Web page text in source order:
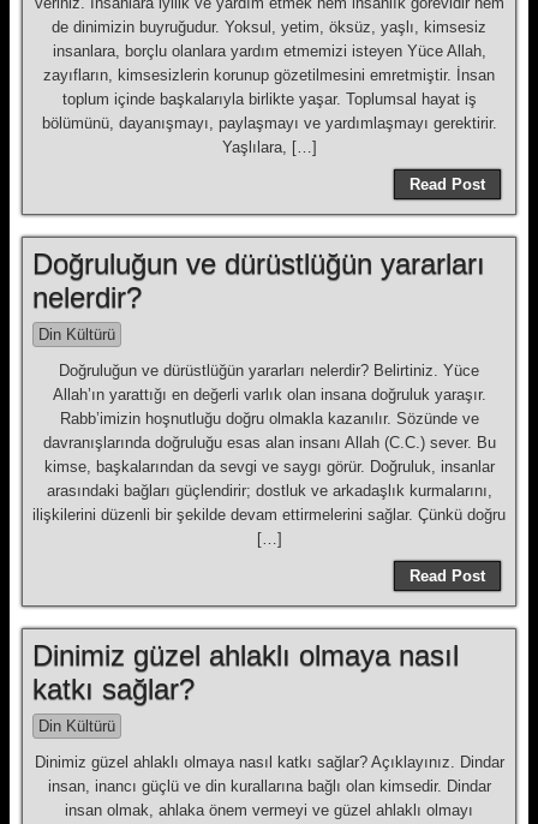
de dinimizin buyruğudur. Yoksul, yetim, öksüz, yaşlı, kimsesiz
insanlara, borçlu olanlara yardım etmemizi isteyen Yüce Allah,
zayıfların, kimsesizlerin korunup gözetilmesini emretmiştir. İnsan
toplum içinde başkalarıyla birlikte yaşar. Toplumsal hayat iş
bölümünü, dayanışmayı, paylaşmayı ve yardımlaşmayı gerektirir.
Yaşlılara, […]
Read Post
Doğruluğun ve dürüstlüğün yararları
nelerdir?
Din Kültürü
Doğruluğun ve dürüstlüğün yararları nelerdir? Belirtiniz. Yüce
Allah’ın yarattığı en değerli varlık olan insana doğruluk yaraşır.
Rabb’imizin hoşnutluğu doğru olmakla kazanılır. Sözünde ve
davranışlarında doğruluğu esas alan insanı Allah (C.C.) sever. Bu
kimse, başkalarından da sevgi ve saygı görür. Doğruluk, insanlar
arasındaki bağları güçlendirir; dostluk ve arkadaşlık kurmalarını,
ilişkilerini düzenli bir şekilde devam ettirmelerini sağlar. Çünkü doğru
[…]
Read Post
Dinimiz güzel ahlaklı olmaya nasıl
katkı sağlar?
Din Kültürü
Dinimiz güzel ahlaklı olmaya nasıl katkı sağlar? Açıklayınız. Dindar
insan, inancı güçlü ve din kurallarına bağlı olan kimsedir. Dindar
insan olmak, ahlaka önem vermeyi ve güzel ahlaklı olmayı